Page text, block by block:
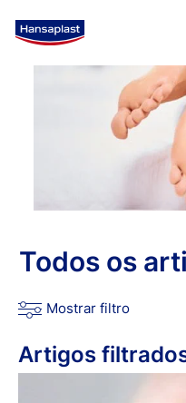
Todos os
Mostrar filtro
Artigos